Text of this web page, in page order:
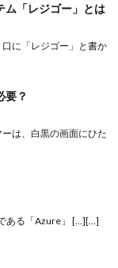
ム「レジゴー」とは
に「レジゴー」と書か
要？
は、白黒の画面にひた
ある「Azure」 […][…]